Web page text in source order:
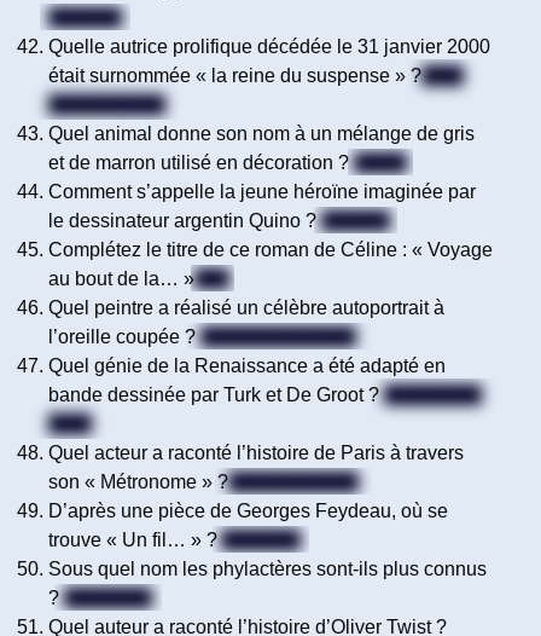
Caroline
Quelle autrice prolifique décédée le 31 janvier 2000
était surnommée « la reine du suspense » ?Mary
Higgins Clark
Quel animal donne son nom à un mélange de gris
et de marron utilisé en décoration ? Taupe
Comment s’appelle la jeune héroïne imaginée par
le dessinateur argentin Quino ? Mafalda
Complétez le titre de ce roman de Céline : « Voyage
au bout de la… »Nuit
Quel peintre a réalisé un célèbre autoportrait à
l’oreille coupée ? Vincent Van Gogh
Quel génie de la Renaissance a été adapté en
bande dessinée par Turk et De Groot ? Léonard de
Vinci
Quel acteur a raconté l’histoire de Paris à travers
son « Métronome » ?Lorant Deutsch
D’après une pièce de Georges Feydeau, où se
trouve « Un fil… » ?A la patte
Sous quel nom les phylactères sont-ils plus connus
? Les bulles
Quel auteur a raconté l’histoire d’Oliver Twist ?